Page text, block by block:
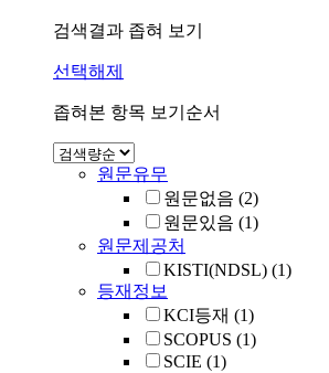
검색결과 좁혀 보기
선택해제
좁혀본 항목 보기순서
원문유무
원문없음 (2)
원문있음 (1)
원문제공처
KISTI(NDSL) (1)
등재정보
KCI등재 (1)
SCOPUS (1)
SCIE (1)